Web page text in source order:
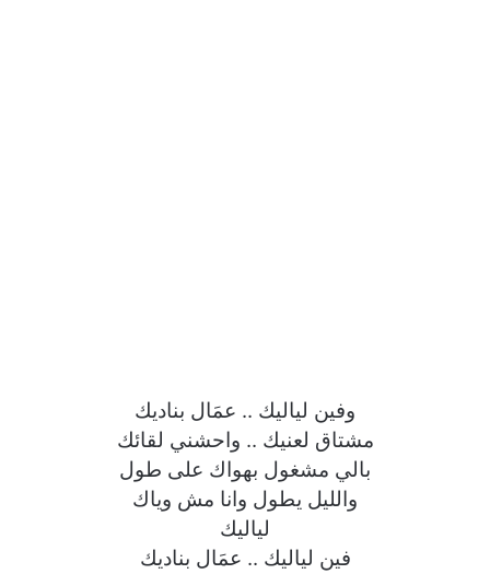
وفين لياليك .. عمَال بناديك
مشتاق لعنيك .. واحشني لقائك
بالي مشغول بهواك على طول
والليل يطول وانا مش وياك
لياليك
فين لياليك .. عمَال بناديك